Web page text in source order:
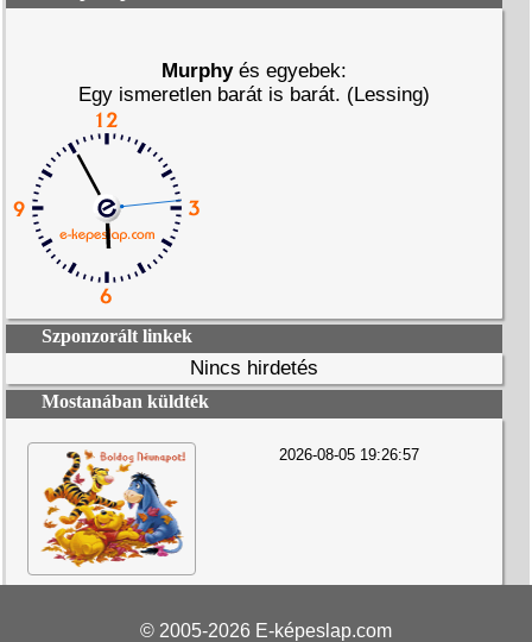
Murphyés egyebek:
Egy ismeretlen barát is barát. (Lessing)
Szponzorált linkek
Nincs hirdetés
Mostanában küldték
2026-08-05 19:26:57
© 2005-2026 E-képeslap.com